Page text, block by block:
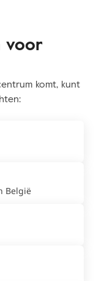
voor
komt, kunt
België